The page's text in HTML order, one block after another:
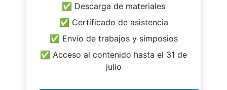
✅ Descarga de materiales
✅ Certificado de asistencia
✅ Envío de trabajos y simposios
✅ Acceso al contenido hasta el 31 de
julio